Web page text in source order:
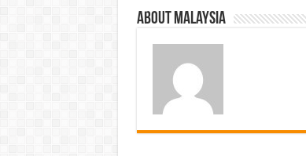
About Malaysia